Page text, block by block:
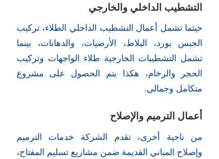
التشطيب الداخلي والخارجي
حيثما تشمل أعمال التشطيب الداخلي الطلاء، تركيب
الجبس بورد، البلاط، الأرضيات، والدهانات، بينما
تشمل التشطيبات الخارجية طلاء الواجهات وتركيب
الحجر والرخام، هكذا يتم الحصول على مشروع
متكامل وجمالي.
أعمال الترميم والإصلاح
من ناحية أخرى، تقدم الشركة خدمات الترميم
وإصلاح المباني القديمة ضمن مشاريع تسليم المفتاح،